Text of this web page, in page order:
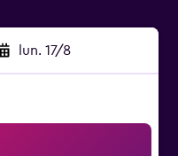
lun. 17/8